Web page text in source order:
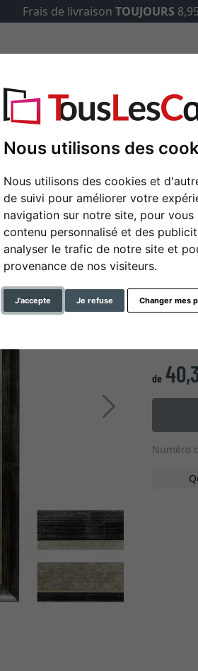
Nous utilisons des
Nous utilisons des cookies et
de suivi pour améliorer votre
navigation sur notre site, pour vous
contenu personnalisé et des
analyser le trafic de notre site et
provenance de nos visiteurs.
J'accepte Je refuse Changer mes
Frais de livraison TOUJOURS
partout Marques
Continuer
type
»
de
Numéro